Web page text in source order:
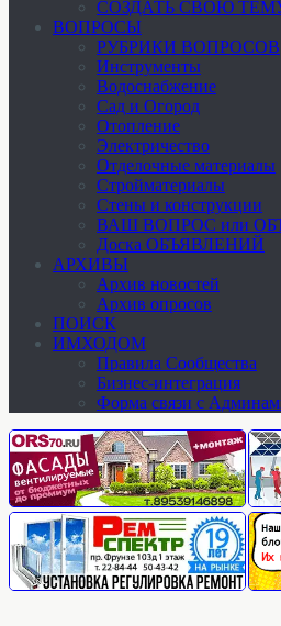
СОЗДАТЬ СВОЮ
ВОПРОСЫ
РУБРИКИ ВОПРОСОВ
Инструменты
Водоснабжение
Сад и Огород
Отопление
Электричество
Отделочные материалы
Стройматериалы
Стены и конструкции
ВАШ ВОПРОС или
Доска ОБЪЯВЛЕНИЙ
АРХИВЫ
Архив новостей
Архив опросов
ПОИСК
ИМХОДОМ
Правила Сообщества
Бизнес-интеграция
Форма связи с